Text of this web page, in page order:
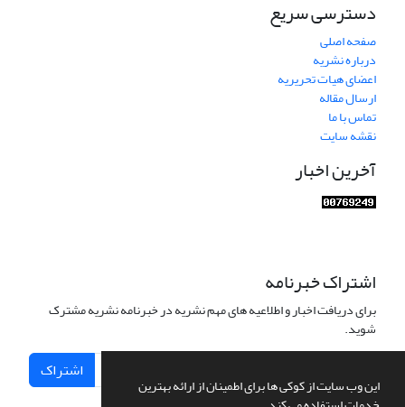
این وب سایت از کوکی ها برای اطمینان از ارائه بهترین
دسترسی سریع
صفحه اصلی
درباره نشریه
اعضای هیات تحریریه
ارسال مقاله
تماس با ما
نقشه سایت
آخرین اخبار
اشتراک خبرنامه
برای دریافت اخبار و اطلاعیه های مهم نشریه در خبرنامه نشریه مشترک
شوید.
اشتراک